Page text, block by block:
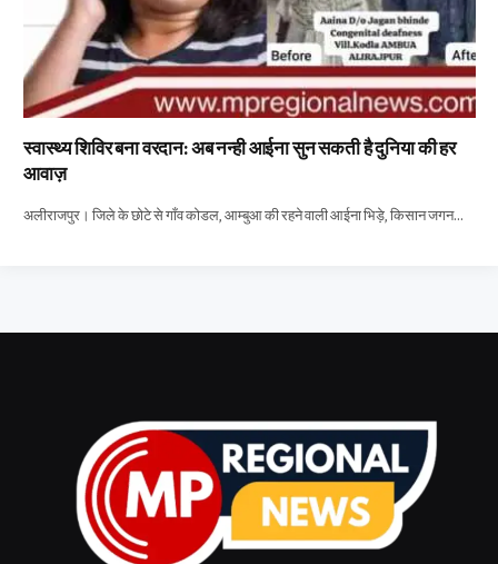
स्वास्थ्य शिविर बना वरदान: अब नन्ही आईना सुन सकती है दुनिया की हर
आवाज़
अलीराजपुर। जिले के छोटे से गाँव कोडल, आम्बुआ की रहने वाली आईना भिड़े, किसान जगन…